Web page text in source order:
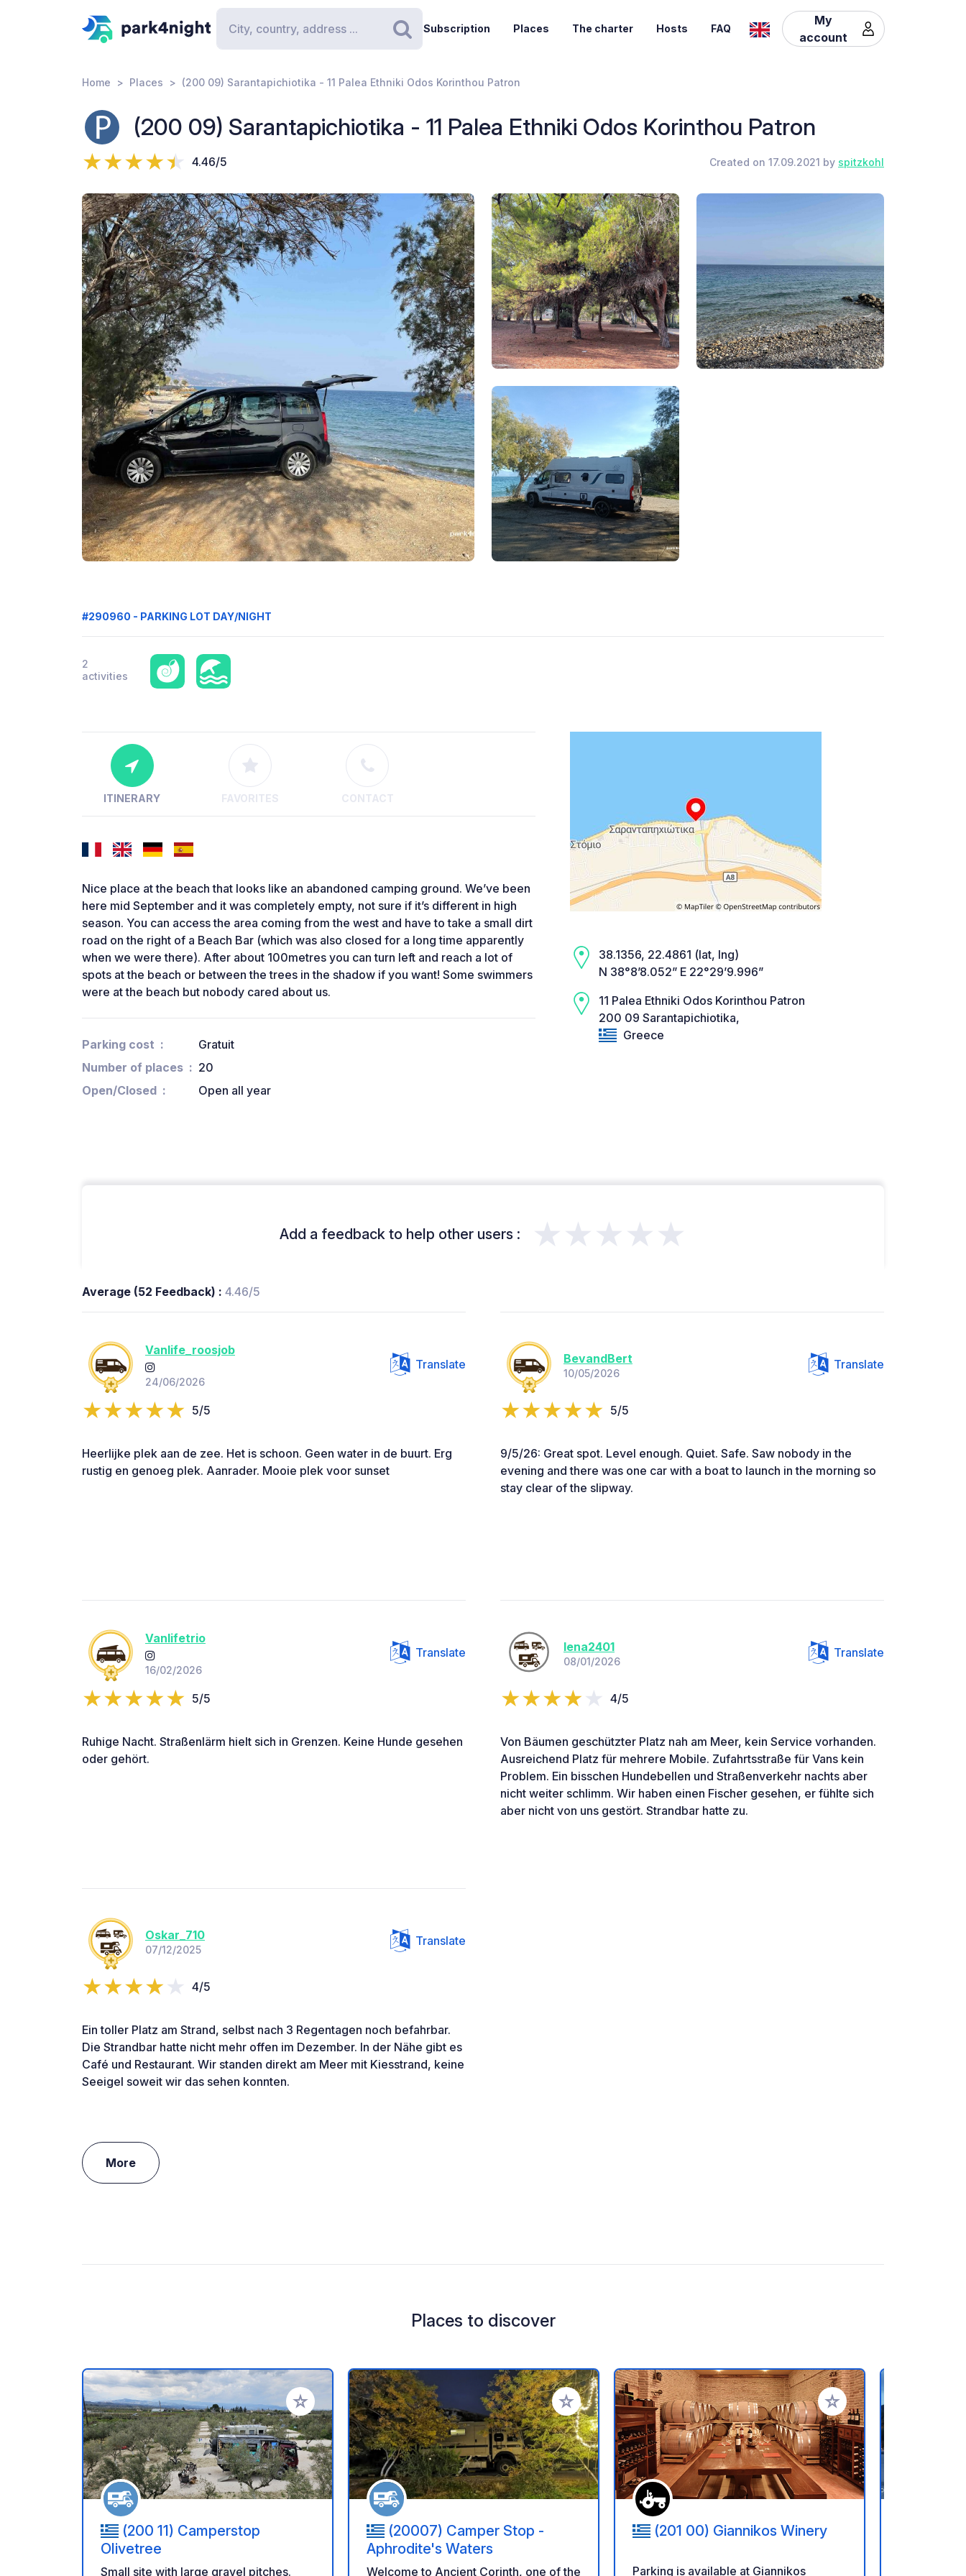
Search
Subscription Places The charter Hosts FAQ
My
account
Home Places (200 09) Sarantapichiotika - 11 Palea Ethniki Odos Korinthou Patron
(200 09) Sarantapichiotika - 11 Palea Ethniki Odos Korinthou Patron
4.46/5 Created on 17.09.2021 by spitzkohl
#290960 - PARKING LOT DAY/NIGHT
2
activities
ITINERARY FAVORITES CONTACT
Nice place at the beach that looks like an abandoned camping ground. We’ve been
here mid September and it was completely empty, not sure if it’s different in high
season. You can access the area coming from the west and have to take a small dirt
road on the right of a Beach Bar (which was also closed for a long time apparently
when we were there). After about 100metres you can turn left and reach a lot of
spots at the beach or between the trees in the shadow if you want! Some swimmers
were at the beach but nobody cared about us.
Parking cost
Gratuit
Number of places
20
Open/Closed
Open all year
38.1356, 22.4861 (lat, lng)
N 38°8’8.052” E 22°29’9.996”
11 Palea Ethniki Odos Korinthou Patron
200 09 Sarantapichiotika,
Greece
Add a feedback to help other users : ★★★★★
Average (52 Feedback) : 4.46/5
Vanlife_roosjob
24/06/2026
Translate
5/5
Heerlijke plek aan de zee. Het is schoon. Geen water in de buurt. Erg
rustig en genoeg plek. Aanrader. Mooie plek voor sunset
BevandBert
10/05/2026
Translate
5/5
9/5/26: Great spot. Level enough. Quiet. Safe. Saw nobody in the
evening and there was one car with a boat to launch in the morning so
stay clear of the slipway.
Vanlifetrio
16/02/2026
Translate
5/5
Ruhige Nacht. Straßenlärm hielt sich in Grenzen. Keine Hunde gesehen
oder gehört.
lena2401
08/01/2026
Translate
4/5
Von Bäumen geschützter Platz nah am Meer, kein Service vorhanden.
Ausreichend Platz für mehrere Mobile. Zufahrtsstraße für Vans kein
Problem. Ein bisschen Hundebellen und Straßenverkehr nachts aber
nicht weiter schlimm. Wir haben einen Fischer gesehen, er fühlte sich
aber nicht von uns gestört. Strandbar hatte zu.
Oskar_710
07/12/2025
Translate
4/5
Ein toller Platz am Strand, selbst nach 3 Regentagen noch befahrbar.
Die Strandbar hatte nicht mehr offen im Dezember. In der Nähe gibt es
Café und Restaurant. Wir standen direkt am Meer mit Kiesstrand, keine
Seeigel soweit wir das sehen konnten.
More
Places to discover
Add to your favorites
(200 11) Camperstop
Olivetree
Small site with large gravel pitches.
Add to your favorites
(20007) Camper Stop -
Aphrodite's Waters
Welcome to Ancient Corinth, one of the
Add to your favorites
(201 00) Giannikos Winery
Parking is available at Giannikos